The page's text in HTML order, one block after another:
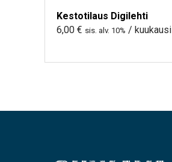
Kestotilaus Digilehti
6,00 € sis. alv. 10% / kuukausi